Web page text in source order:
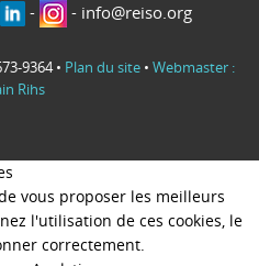
- - info@reiso.org
9364 • Plan du site • Webmaster :
Rihs
vous proposer les meilleurs
l'utilisation de ces cookies, le
correctement.